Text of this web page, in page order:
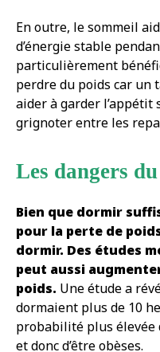
En outre, le sommeil
d’énergie stable
particulièrement
perdre du poids car un
aider à garder l’appétit
grignoter entre les
Les dangers
Bien que dormir
pour la perte de
dormir. Des études
peut aussi
poids. Une étude a
dormaient plus de 10
probabilité plus élevée
et donc d’être obèses.